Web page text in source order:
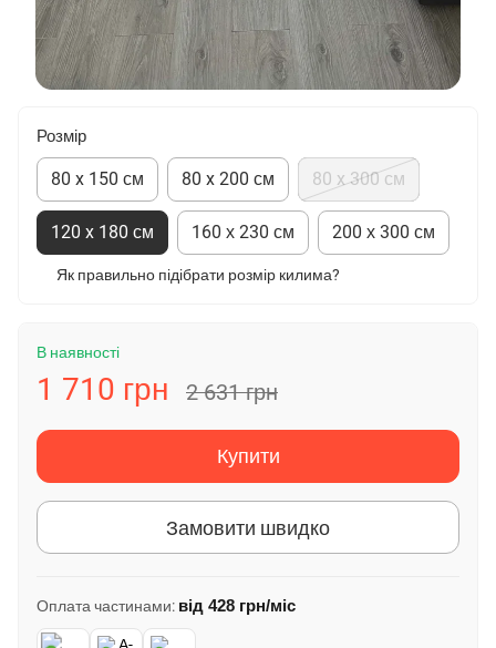
Розмір
80 x 150 см 80 x 200 см 80 x 300 см
120 x 180 см 160 х 230 см 200 х 300 см
Як правильно підібрати розмір килима?
В наявності
1 710 грн 2 631 грн
Купити
Замовити швидко
Оплата частинами: від 428 грн/міс